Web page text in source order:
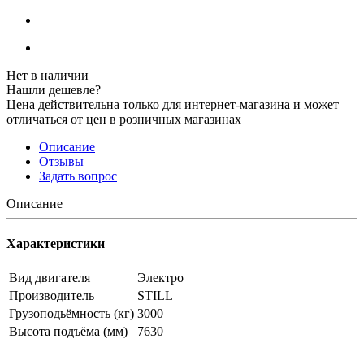
Нет в наличии
Нашли дешевле?
Цена действительна только для интернет-магазина и может
отличаться от цен в розничных магазинах
Описание
Отзывы
Задать вопрос
Описание
Характеристики
Вид двигателя
Электро
Производитель
STILL
Грузоподьёмность (кг) 3000
Высота подъёма (мм)
7630